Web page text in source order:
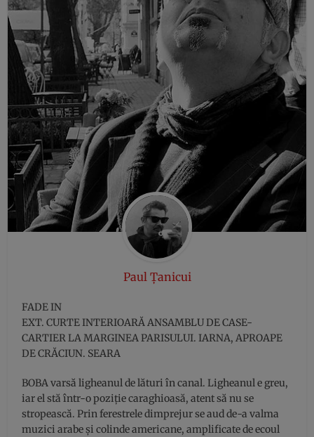
Paul Țanicui
FADE IN
EXT. CURTE INTERIOARĂ ANSAMBLU DE CASE-
CARTIER LA MARGINEA PARISULUI. IARNA, APROAPE
DE CRĂCIUN. SEARA
BOBA varsă ligheanul de lături în canal. Ligheanul e greu,
iar el stă într-o poziţie caraghioasă, atent să nu se
stropească. Prin ferestrele dimprejur se aud de-a valma
muzici arabe şi colinde americane, amplificate de ecoul